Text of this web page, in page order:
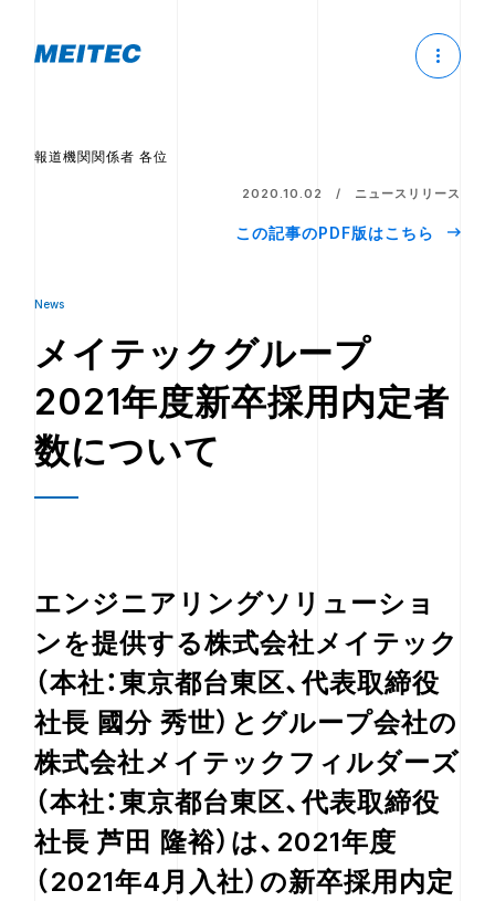
報道機関関係者 各位
ニュースリリース
2020.10.02
この記事のPDF版はこちら
News
メイテックグループ
2021年度新卒採用内定者
数について
エンジニアリングソリューショ
ンを提供する株式会社メイテック
（本社：東京都台東区、代表取締役
社長 國分 秀世）とグループ会社の
株式会社メイテックフィルダーズ
（本社：東京都台東区、代表取締役
社長 芦田 隆裕）は、2021年度
（2021年4月入社）の新卒採用内定